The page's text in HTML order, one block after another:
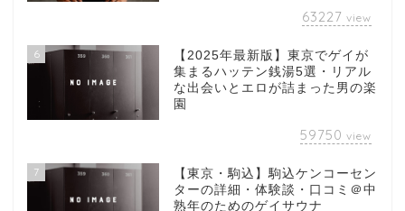
63227 view
6
【2025年最新版】東京でゲイが
集まるハッテン銭湯5選・リアル
な出会いとエロが詰まった男の楽
園
59750 view
7
【東京・駒込】駒込ケンコーセン
ターの詳細・体験談・口コミ＠中
熟年のためのゲイサウナ